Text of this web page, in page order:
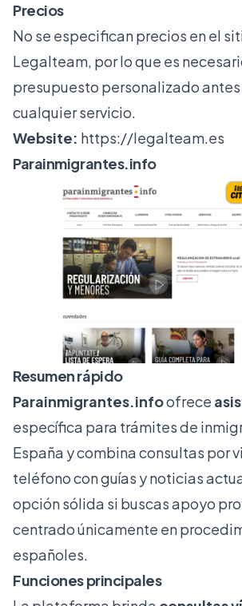
Precios
No se especifican precios en el
Legalteam, por lo que es
presupuesto personalizado
cualquier servicio.
Website: https://legalteam.es
Parainmigrantes.info
Resumen rápido
Parainmigrantes.infoofrece
específica para trámites de
España y combina consultas por
teléfono con guías y noticias
opción sólida si buscas apoyo
centrado únicamente en
españoles.
Funciones principales